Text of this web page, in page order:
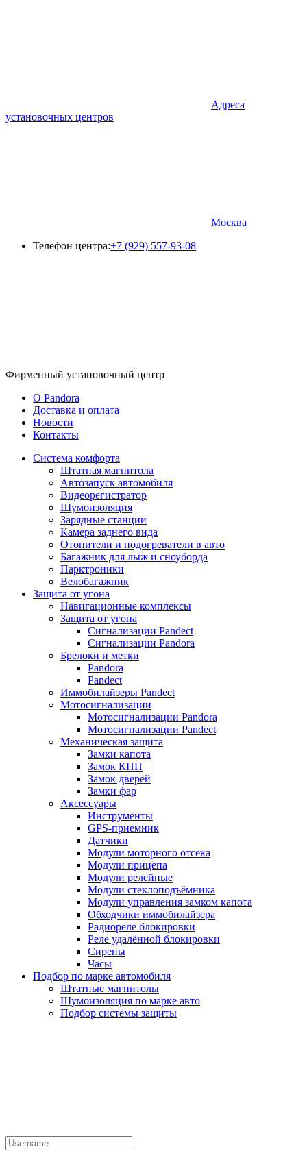
Адреса
установочных центров
Москва
Телефон центра:+7 (929) 557-93-08
Фирменный установочный центр
O Pandora
Доставка и оплата
Новости
Контакты
Система комфорта
Штатная магнитола
Автозапуск автомобиля
Видеорегистратор
Шумоизоляция
Зарядные станции
Камера заднего вида
Отопители и подогреватели в авто
Багажник для лыж и сноуборда
Парктроники
Велобагажник
Защита от угона
Навигационные комплексы
Защита от угона
Сигнализации Pandect
Сигнализации Pandora
Брелоки и метки
Pandora
Pandect
Иммобилайзеры Pandect
Мотосигнализации
Мотосигнализации Pandora
Мотосигнализации Pandect
Механическая защита
Замки капота
Замок КПП
Замок дверей
Замки фар
Аксессуары
Инструменты
GPS-приемник
Датчики
Модули моторного отсека
Модули прицепа
Модули релейные
Модули стеклоподъёмника
Модули управления замком капота
Обходчики иммобилайзера
Радиореле блокировки
Реле удалённой блокировки
Сирены
Часы
Подбор по марке автомобиля
Штатные магнитолы
Шумоизоляция по марке авто
Подбор системы защиты